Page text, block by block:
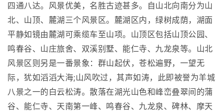
四通八达。风景优美，名胜古迹甚多。自山北向南分为山
北、山顶、麓湖三个风景区。麓湖区内，绿树成荫，湖面
平静如镜由麓湖可乘缆车至山项。山顶区包括山顶公园、
鸣春谷、山庄旅舍、双溪别墅、能仁寺、九龙泉等。山北
风景区则另是一番景象：群山起伏，苍松遍野，一望无
际，犹如滔滔大海;山风吹过，其声如涛，此即被誉为羊城
八景之一的白云松涛。散落在湖光山色和峰峦叠翠间的蒲
谷、能仁寺、天南第一峰、鸣春谷、九龙泉、碑林、摩天